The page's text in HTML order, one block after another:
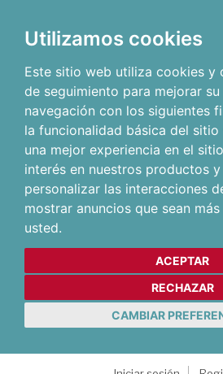
Utilizamos cookies
Este sitio web utiliza cookies y
de seguimiento para mejorar
navegación con los siguientes
la funcionalidad básica del sitio
una mejor experiencia en el
interés en nuestros productos
personalizar las interacciones
mostrar anuncios que sean
usted.
ACEPTAR
RECHAZAR
CAMBIAR